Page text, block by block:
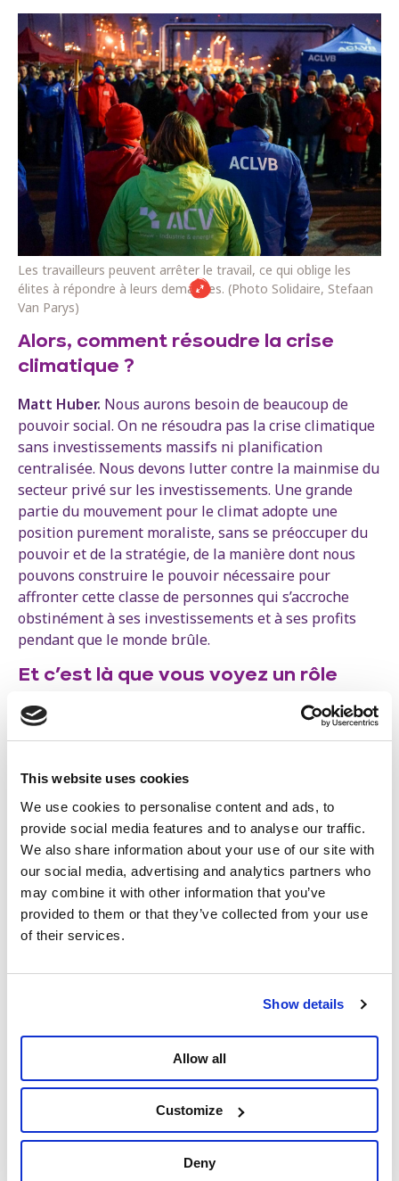
This website uses cookies
We use cookies to personalise content and ads, to
provide social media features and to analyse our traffic.
We also share information about your use of our site with
our social media, advertising and analytics partners who
may combine it with other information that you’ve
provided to them or that they’ve collected from your use
of their services.
Show details
Allow all
Customize
Deny
Les travailleurs peuvent arrêter le travail, ce qui oblige les
élites à répondre à leurs demandes. (Photo Solidaire, Stefaan
Van Parys)
Alors, comment résoudre la crise
climatique ?
Matt Huber. Nous aurons besoin de beaucoup de
pouvoir social. On ne résoudra pas la crise climatique
sans investissements massifs ni planification
centralisée. Nous devons lutter contre la mainmise du
secteur privé sur les investissements. Une grande
partie du mouvement pour le climat adopte une
position purement moraliste, sans se préoccuper du
pouvoir et de la stratégie, de la manière dont nous
pouvons construire le pouvoir nécessaire pour
affronter cette classe de personnes qui s’accroche
obstinément à ses investissements et à ses profits
pendant que le monde brûle.
Et c’est là que vous voyez un rôle
important pour la classe travailleuse
?
construire le type de pouvoir politique capable de
contrer le pouvoir du capital. Tout d’abord, la classe
travailleuse constitue la grande majorité de notre
société. Son pouvoir réside dans son nombre.
Deuxièmement, la classe travailleuse a un intérêt
matériel au changement parce qu’elle n’a plus aucun
contrôle sur sa vie et qu’elle souffre d’un manque de
sécurité matérielle. Le troisième point, le plus
pouvoir stratégique dans la mesure où c’est elle qui
effectue le travail et produit donc la plus-value. Les
systèmes de production et ainsi forcer les élites à
répondre à leurs demandes. L’arme de la grève est
leur meilleur atout pour imposer un changement
rapide. Un programme qui vise à promouvoir une
économie sans carbone requiert un pouvoir politique
formidable. Et la voie vers ce pouvoir passe par la
classe travailleuse organisée.